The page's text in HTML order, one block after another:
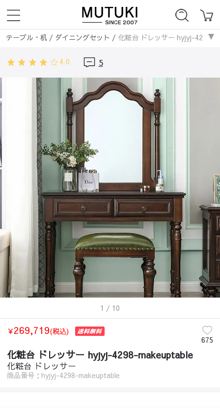
テーブル・机 / ダイニングセット / 化粧台 ドレッサー hyjyj-4298-
テーブル・机/ダイニングテーブル
収納家具/ドレッサー・鏡台/化粧台 ドレッサー hyjyj-4298-
4.0 5
1 / 10
￥269,719(税込)
675
化粧台 ドレッサー hyjyj-4298-makeuptable
化粧台 ドレッサー
商品番号：hyjyj-4298-makeuptable